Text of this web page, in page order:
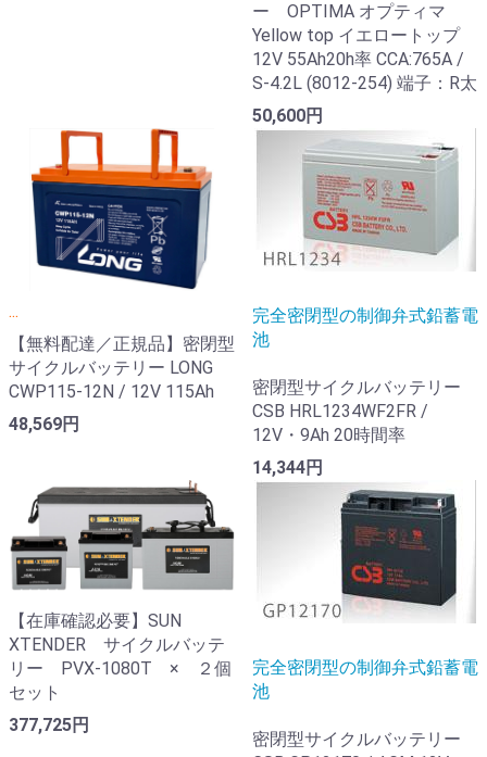
ー OPTIMA オプティマ
Yellow top イエロートップ
12V 55Ah20h率 CCA:765A /
S-4.2L (8012-254) 端子：R太
50,600円
...
【無料配達／正規品】密閉型
サイクルバッテリー LONG
CWP115-12N / 12V 115Ah
48,569円
完全密閉型の制御弁式鉛蓄電
池
密閉型サイクルバッテリー
CSB HRL1234WF2FR /
12V・9Ah 20時間率
14,344円
【在庫確認必要】SUN
XTENDER サイクルバッテ
リー PVX-1080T × ２個
セット
377,725円
完全密閉型の制御弁式鉛蓄電
池
密閉型サイクルバッテリー